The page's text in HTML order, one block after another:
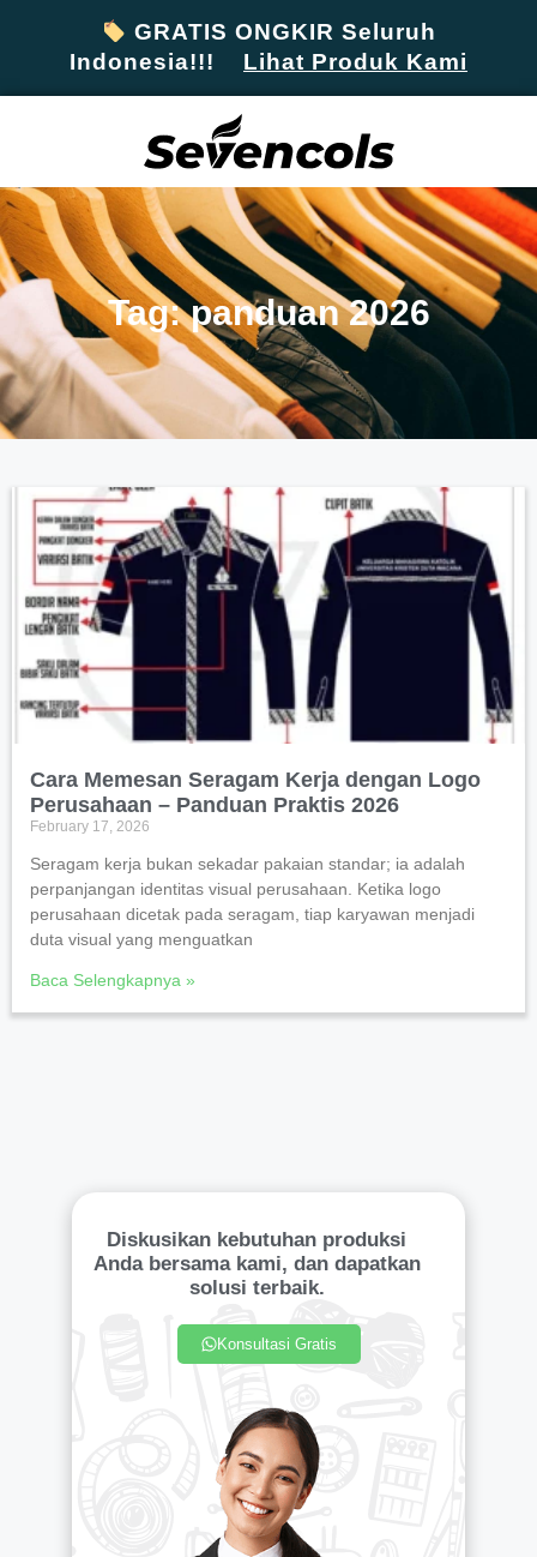
GRATIS ONGKIR Seluruh
Indonesia!!! Lihat Produk Kami
Tag: panduan 2026
Cara Memesan Seragam Kerja dengan Logo
Perusahaan – Panduan Praktis 2026
February 17, 2026
Seragam kerja bukan sekadar pakaian standar; ia adalah
perpanjangan identitas visual perusahaan. Ketika logo
perusahaan dicetak pada seragam, tiap karyawan menjadi
duta visual yang menguatkan
Baca Selengkapnya »
Diskusikan kebutuhan produksi
Anda bersama kami, dan dapatkan
solusi terbaik.
Konsultasi Gratis